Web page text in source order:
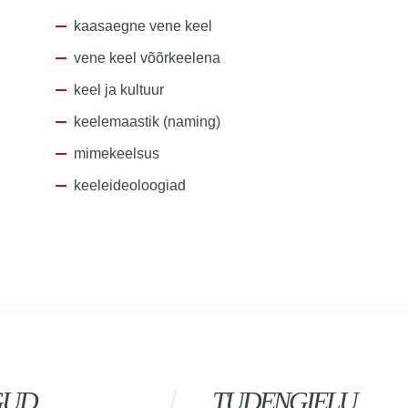
kaasaegne vene keel
vene keel võõrkeelena
keel ja kultuur
keelemaastik (naming)
mimekeelsus
keeleideoloogiad
TUDENGIELU